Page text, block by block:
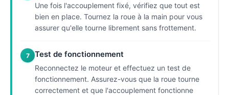
Une fois l'accouplement fixé, vérifiez que tout est
bien en place. Tournez la roue à la main pour vous
assurer qu'elle tourne librement sans frottement.
7 Test de fonctionnement
Reconnectez le moteur et effectuez un test de
fonctionnement. Assurez-vous que la roue tourne
correctement et que l'accouplement fonctionne